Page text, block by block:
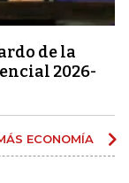
de la
2026-
ECONOMÍA